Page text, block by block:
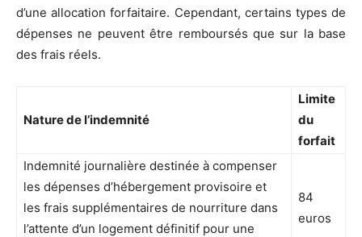
d’une allocation forfaitaire. Cependant, certains types de
dépenses ne peuvent être remboursés que sur la base
des frais réels.
Nature de l’indemnité
Limite
du
forfait
Indemnité journalière destinée à compenser
les dépenses d’hébergement provisoire et
les frais supplémentaires de nourriture dans
l’attente d’un logement définitif pour une
84
euros